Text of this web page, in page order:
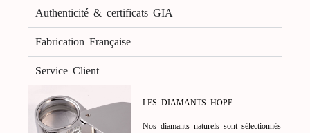
Authenticité & certificats GIA
Fabrication Française
Service Client
LES DIAMANTS HOPE
Nos diamants naturels sont sélectionnés